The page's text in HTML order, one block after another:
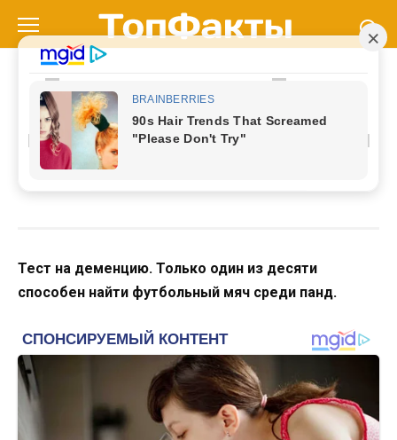
контенту
Тест на деменцию. Только
один из десяти способен
найти футбольный мяч среди
Тест на деменцию. Только один из десяти
способен найти футбольный мяч среди панд.